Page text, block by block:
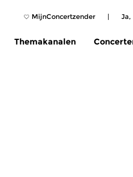
MijnConcertzender | Ja,
Themakanalen